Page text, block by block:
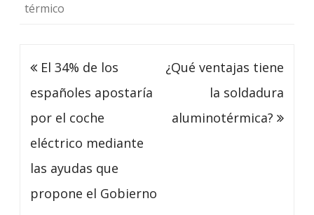
térmico
Navegación
de
entradas
El 34% de los
españoles apostaría
por el coche
eléctrico mediante
las ayudas que
propone el Gobierno
¿Qué ventajas tiene
la soldadura
aluminotérmica?